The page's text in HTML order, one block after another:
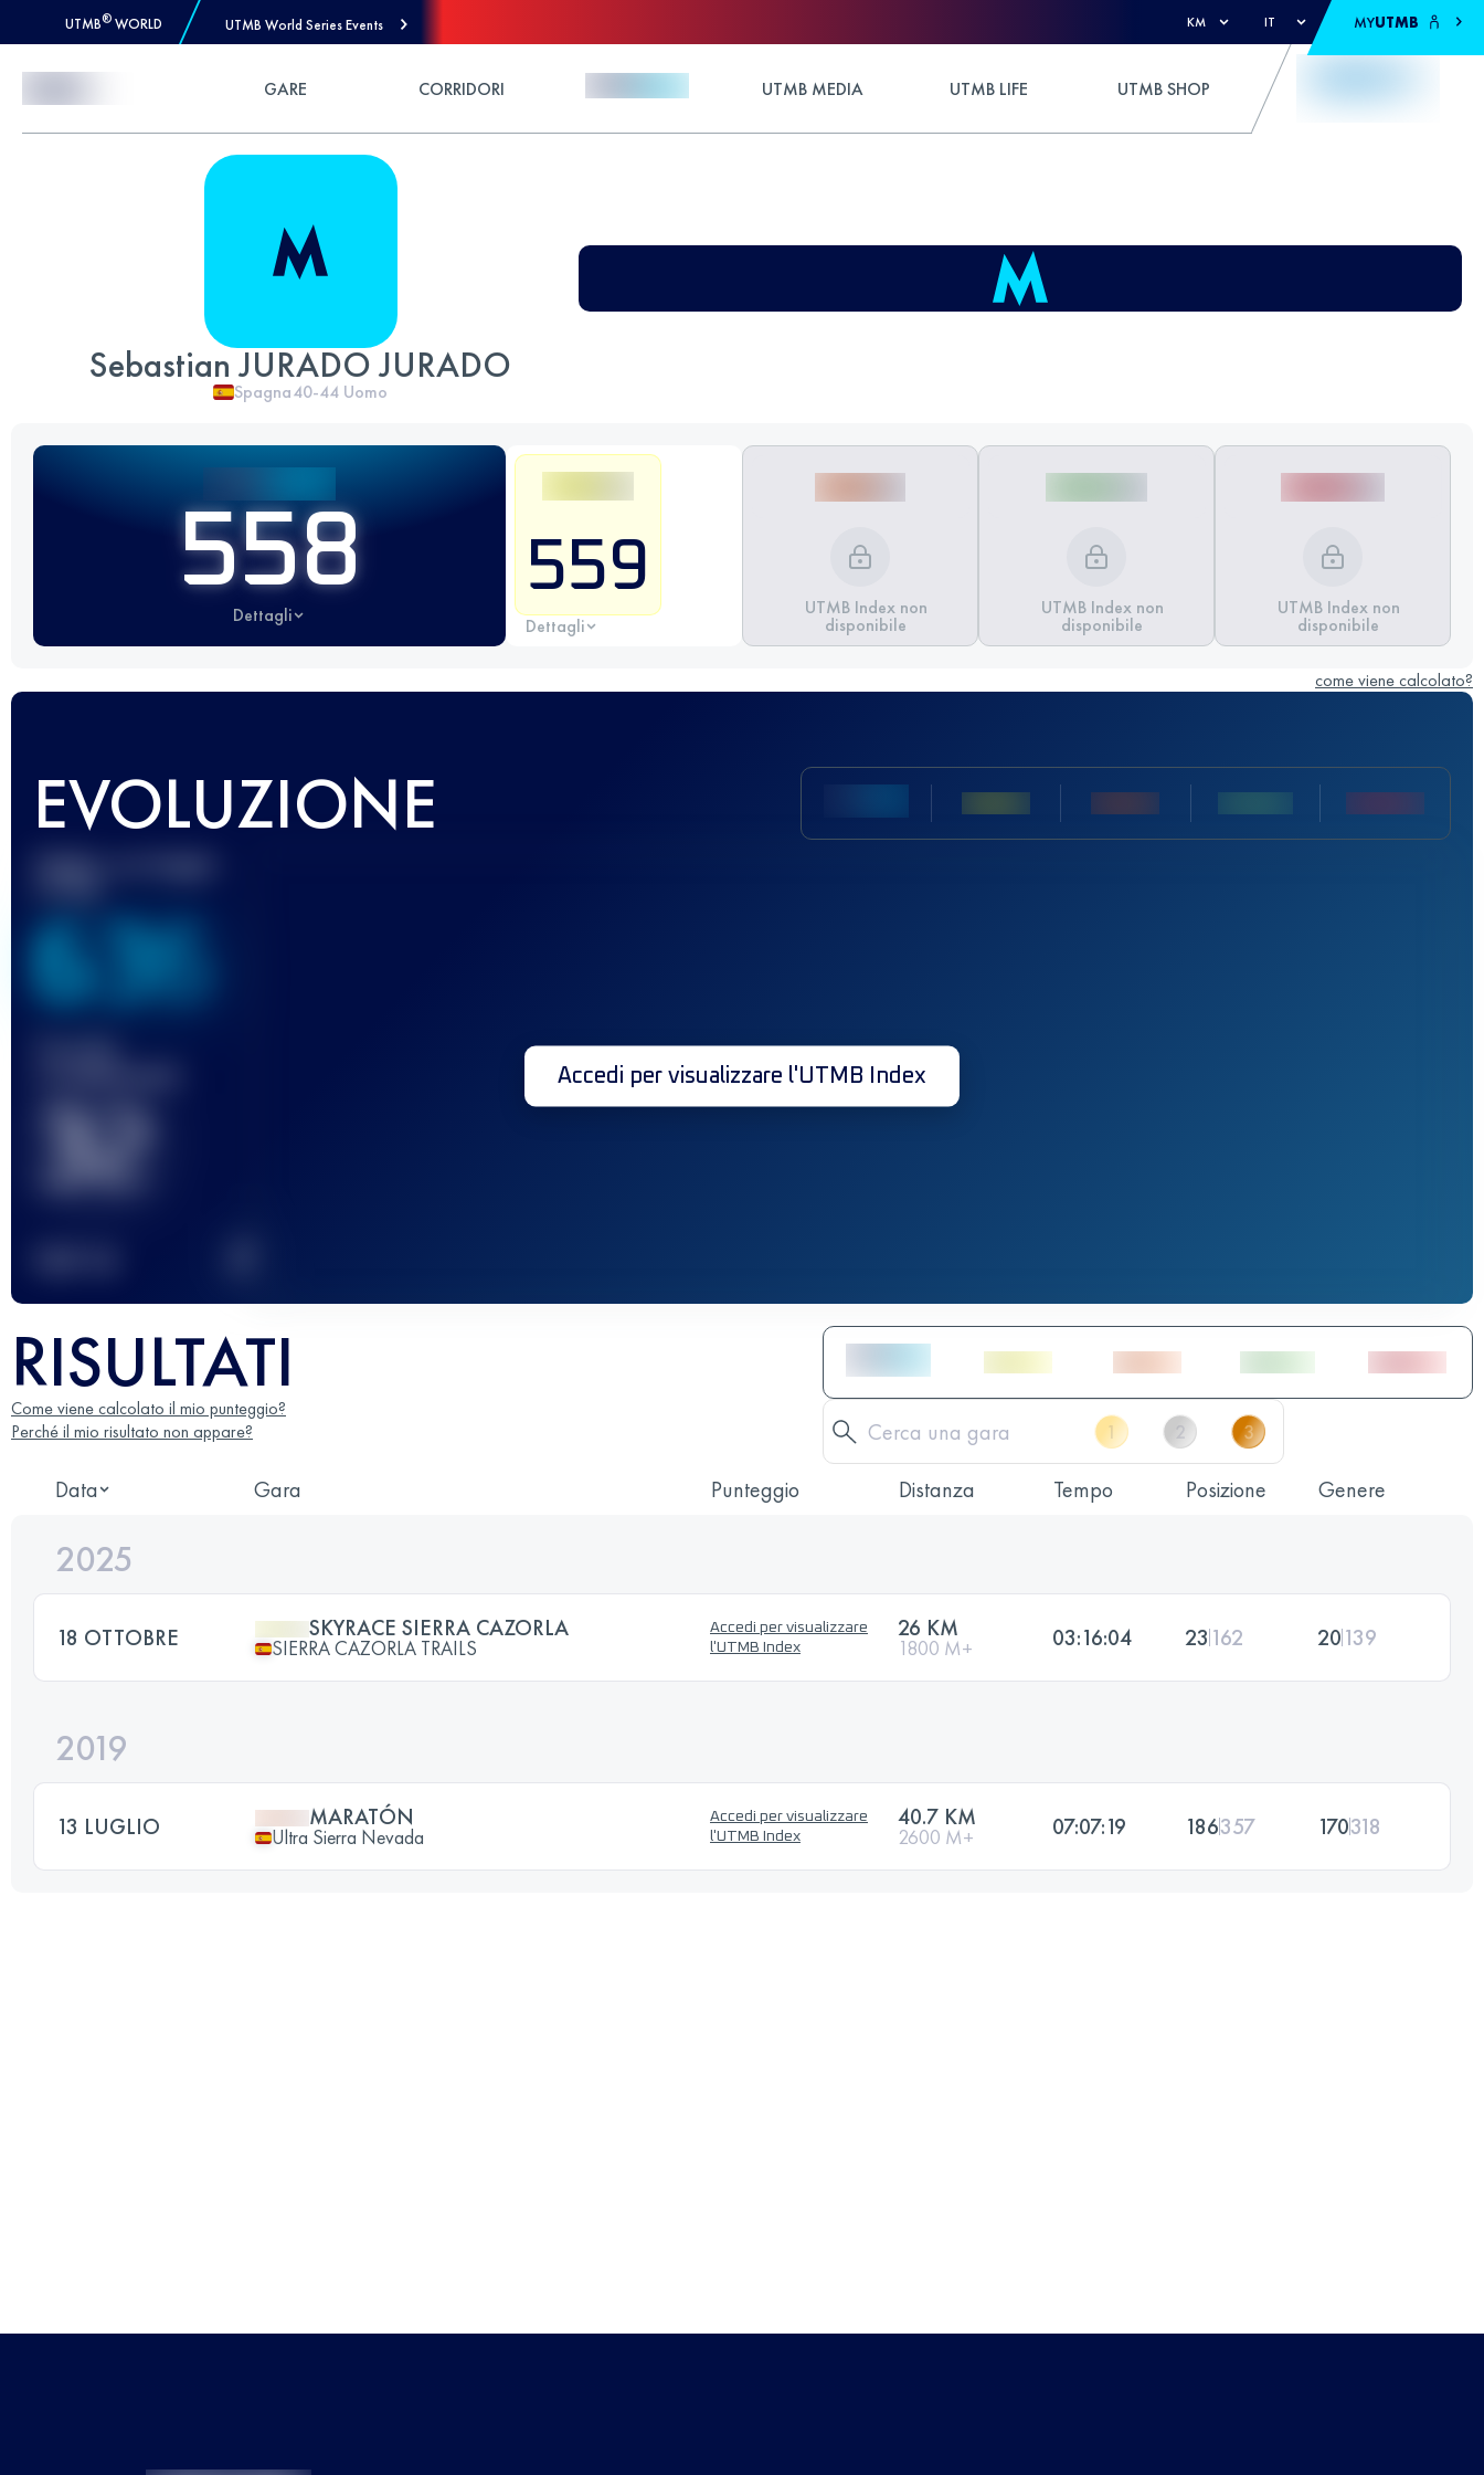
UTMB® WORLD UTMB World Series Events KM IT MYUTMB
GARE CORRIDORI UTMB MEDIA UTMB LIFE UTMB SHOP
Sebastian JURADO JURADO
Spagna40-44 Uomo
558
Dettagli
559
Dettagli
UTMB Index non
disponibile
UTMB Index non
disponibile
UTMB Index non
disponibile
come viene calcolato?
EVOLUZIONE
Miglior punteggio
636
Gara(e)
32
Accedi per visualizzare l'UTMB Index
RISULTATI
Come viene calcolato il mio punteggio?
Perché il mio risultato non appare?
Data Gara Punteggio Distanza Tempo Posizione Genere
2025
18 OTTOBRE SKYRACE SIERRA CAZORLA
SIERRA CAZORLA TRAILS
Accedi per visualizzare
l'UTMB Index
26 KM
1800 M+ 03:16:04 23 162 20139
2019
13 LUGLIO MARATÓN
Ultra Sierra Nevada
Accedi per visualizzare
l'UTMB Index
40.7 KM
2600 M+ 07:07:19 186357 170318